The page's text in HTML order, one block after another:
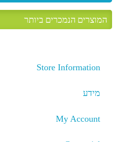
המוצרים הנמכרים ביותר
Store Information
מידע
My Account